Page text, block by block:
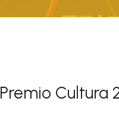
Premio Cultura